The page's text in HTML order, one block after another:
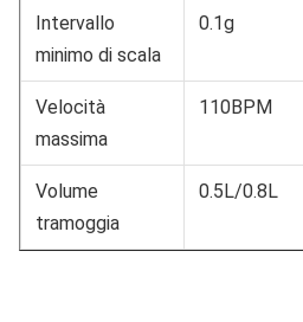
Intervallo
minimo di scala
0.1g
Velocità
massima
110BPM
Volume
tramoggia
0.5L/0.8L